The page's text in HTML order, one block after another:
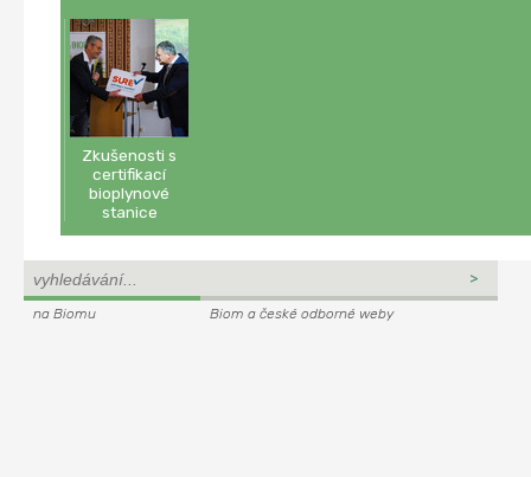
Zkušenosti s
certifikací
bioplynové
stanice
na Biomu Biom a české odborné weby